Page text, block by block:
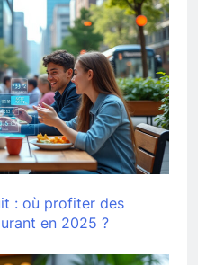
: où profiter des
en 2025 ?